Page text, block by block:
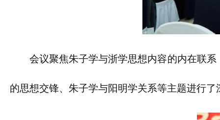
会议聚焦朱子学与浙学思想内容的内在联
的思想交锋、朱子学与阳明学关系等主题进行